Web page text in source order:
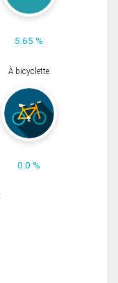
5.65 %
À bicyclette
0.0 %